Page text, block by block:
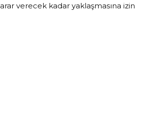
verecek kadar yaklaşmasına izin